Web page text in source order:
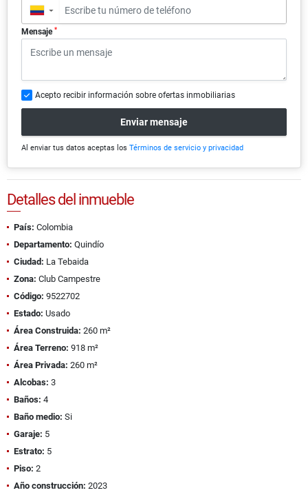
▼
Mensaje *
Acepto recibir información sobre ofertas inmobiliarias
Enviar mensaje
Al enviar tus datos aceptas los Términos de servicio y privacidad
Detalles del inmueble
País: Colombia
Departamento: Quindío
Ciudad: La Tebaida
Zona: Club Campestre
Código: 9522702
Estado: Usado
Área Construida: 260 m²
Área Terreno: 918 m²
Área Privada: 260 m²
Alcobas: 3
Baños: 4
Baño medio: Si
Garaje: 5
Estrato: 5
Piso: 2
Año construcción: 2023